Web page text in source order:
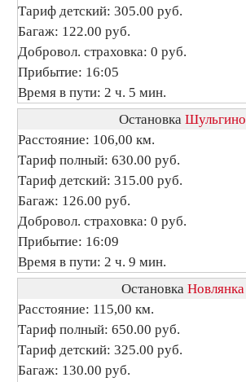
Тариф детский: 305.00 руб.
Багаж: 122.00 руб.
Добровол. страховка: 0 руб.
Прибытие: 16:05
Время в пути: 2 ч. 5 мин.
Остановка Шульгино
Расстояние: 106,00 км.
Тариф полный: 630.00 руб.
Тариф детский: 315.00 руб.
Багаж: 126.00 руб.
Добровол. страховка: 0 руб.
Прибытие: 16:09
Время в пути: 2 ч. 9 мин.
Остановка Новлянка
Расстояние: 115,00 км.
Тариф полный: 650.00 руб.
Тариф детский: 325.00 руб.
Багаж: 130.00 руб.